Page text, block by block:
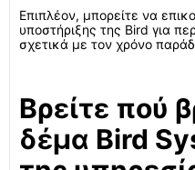
Επιπλέον, μπορείτε να
υποστήριξης της Bird για
σχετικά με τον χρόνο
Βρείτε πού
δέμα Bird